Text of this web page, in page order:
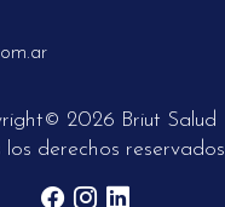
2026 Briut Salud
los derechos reservados